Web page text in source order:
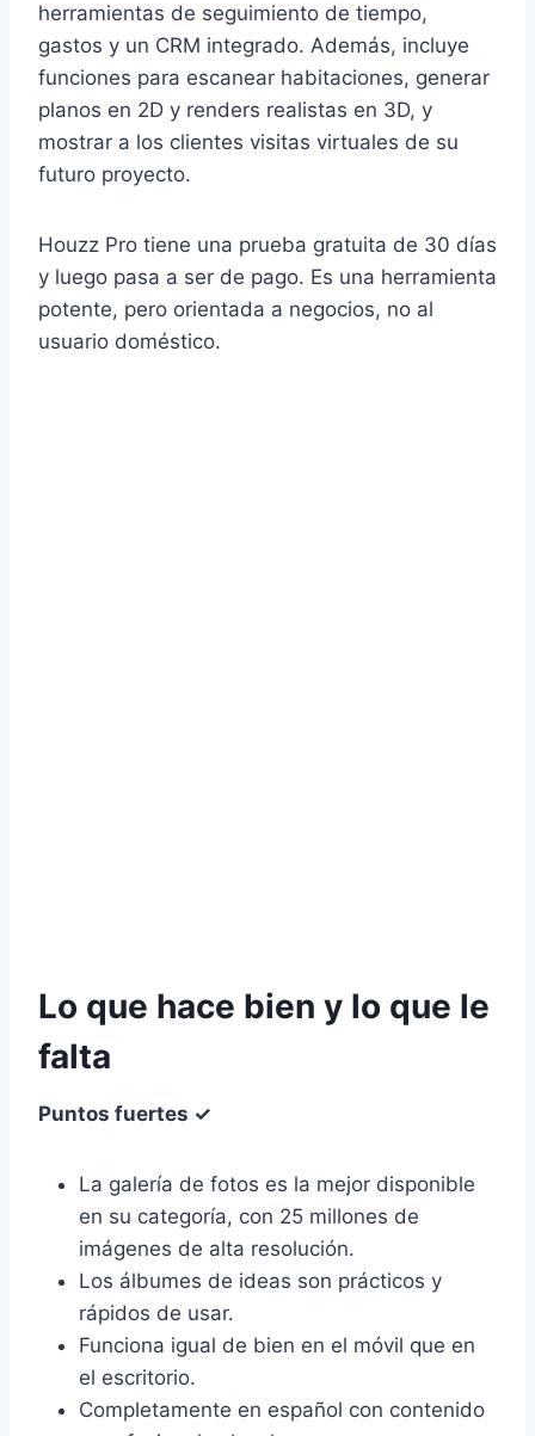
herramientas de seguimiento de tiempo,
gastos y un CRM integrado. Además, incluye
funciones para escanear habitaciones, generar
planos en 2D y renders realistas en 3D, y
mostrar a los clientes visitas virtuales de su
futuro proyecto.
Houzz Pro tiene una prueba gratuita de 30 días
y luego pasa a ser de pago. Es una herramienta
potente, pero orientada a negocios, no al
usuario doméstico.
Lo que hace bien y lo que le
falta
Puntos fuertes ✓
La galería de fotos es la mejor disponible
en su categoría, con 25 millones de
imágenes de alta resolución.
Los álbumes de ideas son prácticos y
rápidos de usar.
Funciona igual de bien en el móvil que en
el escritorio.
Completamente en español con contenido